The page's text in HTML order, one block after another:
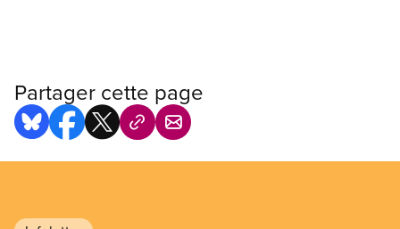
Partager cette page